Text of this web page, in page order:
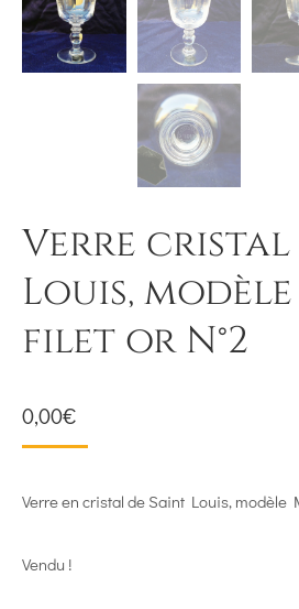
Verre cristal
Louis,
filet or N°2
0,00€
Verre en cristal de Saint Louis, modèle
Vendu !